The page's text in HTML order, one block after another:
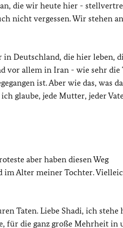
die wir heute hier -
nicht vergessen. Wir stehen
in Deutschland, die hier leben,
vor allem in Iran - wie sehr die
ist. Aber wie das, was
glaube, jede Mutter, jeder
aber haben diesen Weg
im Alter meiner Tochter.
Taten. Liebe Shadi, ich stehe
für die ganz große Mehrheit in